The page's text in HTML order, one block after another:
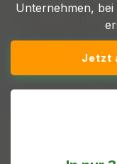
Unternehmen, bei
Jetzt